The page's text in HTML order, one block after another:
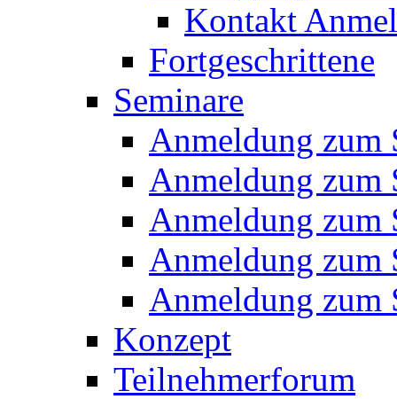
Kontakt
Fortgeschrittene
Seminare
Anmeldung zum
Anmeldung zum
Anmeldung zum
Anmeldung zum
Anmeldung zum
Konzept
Teilnehmerforum